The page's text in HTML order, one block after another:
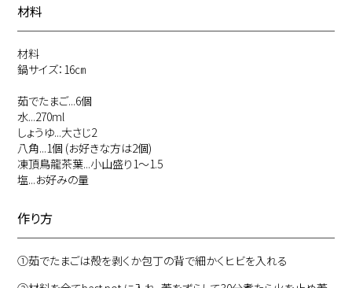
材料
材料
鍋サイズ：16㎝
茹でたまご...6個
水...270ml
しょうゆ...大さじ2
八角...1個 (お好きな方は2個)
凍頂鳥龍茶葉...小山盛り1〜1.5
塩...お好みの量
作り方
①茹でたまごは殻を剥くか包丁の背で細かくヒビを入れる